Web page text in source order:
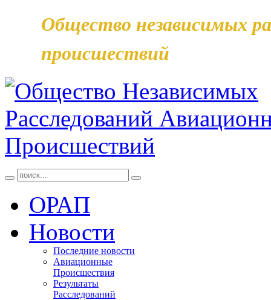
Общество независимых
происшествий
ОРАП
Новости
Последние новости
Авиационные
Происшествия
Результаты
Расследований